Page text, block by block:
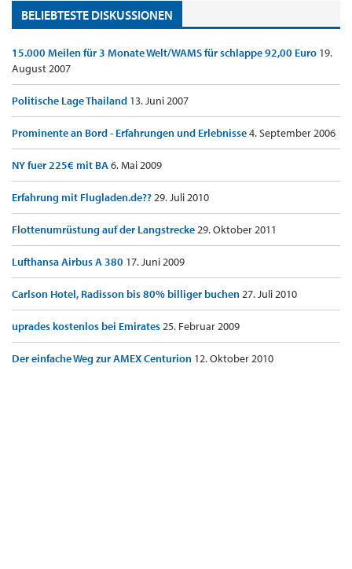
BELIEBTESTE DISKUSSIONEN
15.000 Meilen für 3 Monate Welt/WAMS für schlappe 92,00 Euro 19.
August 2007
Politische Lage Thailand 13. Juni 2007
Prominente an Bord - Erfahrungen und Erlebnisse4. September 2006
NY fuer 225€ mit BA6. Mai 2009
Erfahrung mit Flugladen.de??29. Juli 2010
Flottenumrüstung auf der Langstrecke29. Oktober 2011
Lufthansa Airbus A 380 17. Juni 2009
Carlson Hotel, Radisson bis 80% billiger buchen27. Juli 2010
uprades kostenlos bei Emirates25. Februar 2009
Der einfache Weg zur AMEX Centurion 12. Oktober 2010